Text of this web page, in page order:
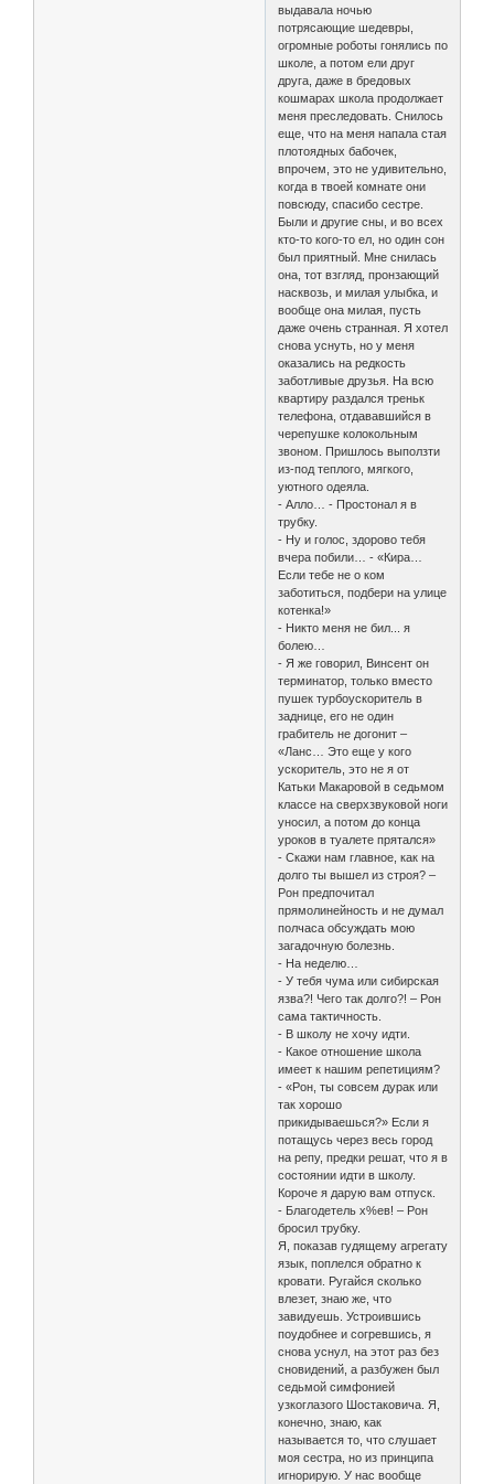
выдавала ночью
потрясающие шедевры,
огромные роботы гонялись по
школе, а потом ели друг
друга, даже в бредовых
кошмарах школа продолжает
меня преследовать. Снилось
еще, что на меня напала стая
плотоядных бабочек,
впрочем, это не удивительно,
когда в твоей комнате они
повсюду, спасибо сестре.
Были и другие сны, и во всех
кто-то кого-то ел, но один сон
был приятный. Мне снилась
она, тот взгляд, пронзающий
насквозь, и милая улыбка, и
вообще она милая, пусть
даже очень странная. Я хотел
снова уснуть, но у меня
оказались на редкость
заботливые друзья. На всю
квартиру раздался треньк
телефона, отдававшийся в
черепушке колокольным
звоном. Пришлось выползти
из-под теплого, мягкого,
уютного одеяла.
- Алло… - Простонал я в
трубку.
- Ну и голос, здорово тебя
вчера побили… - «Кира…
Если тебе не о ком
заботиться, подбери на улице
котенка!»
- Никто меня не бил... я
болею…
- Я же говорил, Винсент он
терминатор, только вместо
пушек турбоускоритель в
заднице, его не один
грабитель не догонит –
«Ланс… Это еще у кого
ускоритель, это не я от
Катьки Макаровой в седьмом
классе на сверхзвуковой ноги
уносил, а потом до конца
уроков в туалете прятался»
- Скажи нам главное, как на
долго ты вышел из строя? –
Рон предпочитал
прямолинейность и не думал
полчаса обсуждать мою
загадочную болезнь.
- На неделю…
- У тебя чума или сибирская
язва?! Чего так долго?! – Рон
сама тактичность.
- В школу не хочу идти.
- Какое отношение школа
имеет к нашим репетициям?
- «Рон, ты совсем дурак или
так хорошо
прикидываешься?» Если я
потащусь через весь город
на репу, предки решат, что я в
состоянии идти в школу.
Короче я дарую вам отпуск.
- Благодетель х%ев! – Рон
бросил трубку.
Я, показав гудящему агрегату
язык, поплелся обратно к
кровати. Ругайся сколько
влезет, знаю же, что
завидуешь. Устроившись
поудобнее и согревшись, я
снова уснул, на этот раз без
сновидений, а разбужен был
седьмой симфонией
узкоглазого Шостаковича. Я,
конечно, знаю, как
называется то, что слушает
моя сестра, но из принципа
игнорирую. У нас вообще